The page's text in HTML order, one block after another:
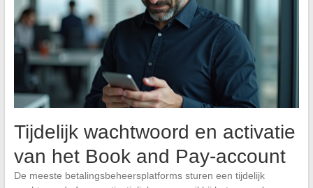
Tijdelijk wachtwoord en activatie
van het Book and Pay-account
De meeste betalingsbeheersplatforms sturen een tijdelijk